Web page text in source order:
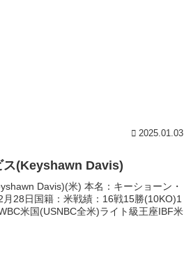
2025.01.03
ス(Keyshawn Davis)
Davis)(米) 本名：キーショーン・
28日国籍：米戦績：16戦15勝(10KO)1
米国(USNBC全米)ライト級王座IBF米